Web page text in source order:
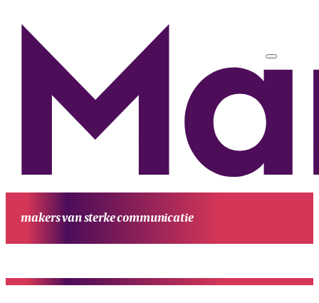
makers van sterke communicatie